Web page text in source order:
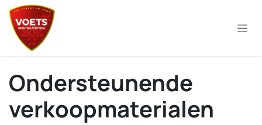
Overslaan naar inhoud
Ondersteunende
verkoopmaterialen